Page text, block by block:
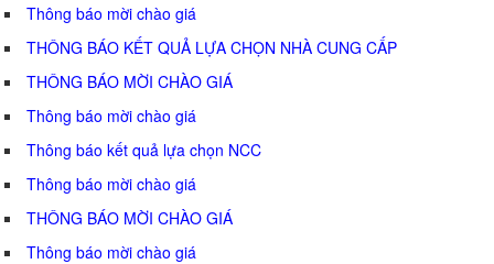
Thông báo mời chào giá
THÔNG BÁO KẾT QUẢ LỰA CHỌN NHÀ CUNG CẤP
THÔNG BÁO MỜI CHÀO GIÁ
Thông báo mời chào giá
Thông báo kết quả lựa chọn NCC
Thông báo mời chào giá
THÔNG BÁO MỜI CHÀO GIÁ
Thông báo mời chào giá